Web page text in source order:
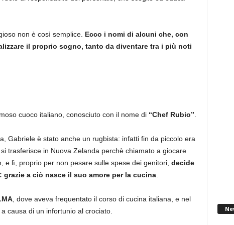
non è così semplice. Ecco i nomi di alcuni che, con
il proprio sogno, tanto da diventare tra i più noti
cuoco italiano, conosciuto con il nome di “Chef Rubio”
Gabriele è stato anche un rugbista: infatti fin da piccolo era
trasferisce in Nuova Zelanda perchè chiamato a giocare
e lì, proprio per non pesare sulle spese dei genitori, decide
a ciò nasce il suo amore per la cucina.
, dove aveva frequentato il corso di cucina italiana, e nel
causa di un infortunio al crociato.